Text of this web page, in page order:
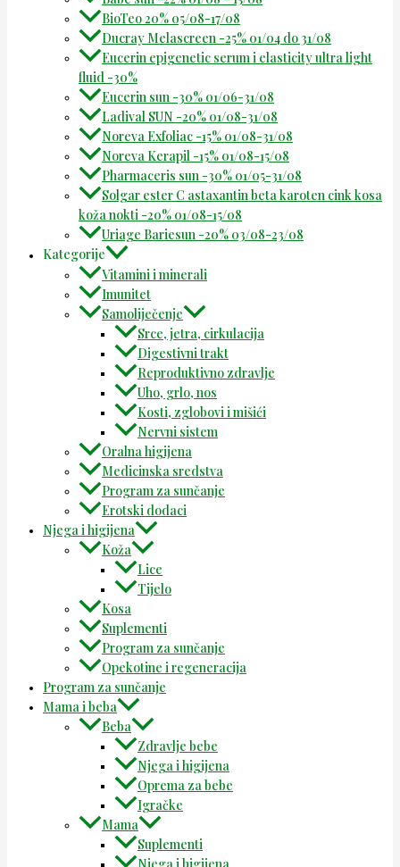
BioTeo 20% 05/08-17/08
Ducray Melascreen -25% 01/04 do 31/08
Eucerin epigenetic serum i elasticity ultra light
fluid -30%
Eucerin sun -30% 01/06-31/08
Ladival SUN -20% 01/08-31/08
Noreva Exfoliac -15% 01/08-31/08
Noreva Kerapil -15% 01/08-15/08
Pharmaceris sun -30% 01/05-31/08
Solgar ester C astaxantin beta karoten cink kosa
koža nokti -20% 01/08-15/08
Uriage Bariesun -20% 03/08-23/08
Kategorije
Vitamini i minerali
Imunitet
Samoliječenje
Srce, jetra, cirkulacija
Digestivni trakt
Reproduktivno zdravlje
Uho, grlo, nos
Kosti, zglobovi i mišići
Nervni sistem
Oralna higijena
Medicinska sredstva
Program za sunčanje
Erotski dodaci
Njega i higijena
Koža
Lice
Tijelo
Kosa
Suplementi
Program za sunčanje
Opekotine i regeneracija
Program za sunčanje
Mama i beba
Beba
Zdravlje bebe
Njega i higijena
Oprema za bebe
Igračke
Mama
Suplementi